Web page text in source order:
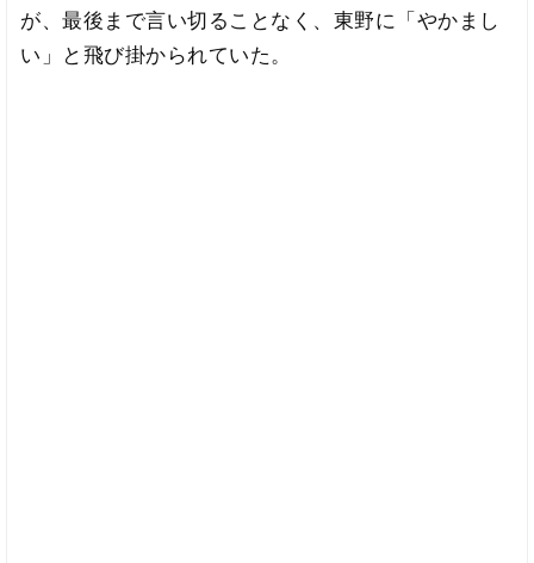
が、最後まで言い切ることなく、東野に「やかまし
い」と飛び掛かられていた。